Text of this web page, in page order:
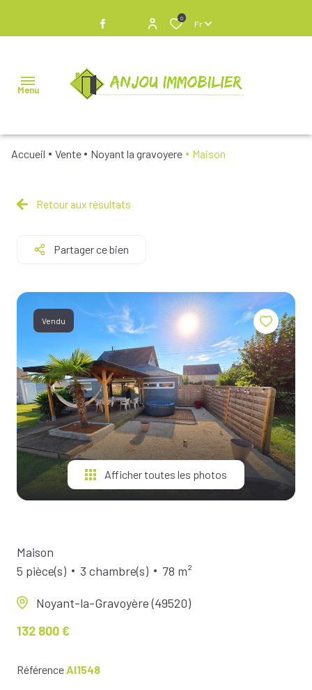
0
Fr
Menu
VENDRE
BIENS
BIENS À
LOCATION
ESTIMEZ
VOTRE
BIEN
NOTRE
ÉQUIPE
Accueil Vente Noyant la gravoyere Maison
Retour aux résultats
Partager ce bien
Vendu
Afficher toutes les photos
Maison
5 pièce(s)
3 chambre(s) 78 m²
Noyant-la-Gravoyère (49520)
132 800 €
Référence AI1548